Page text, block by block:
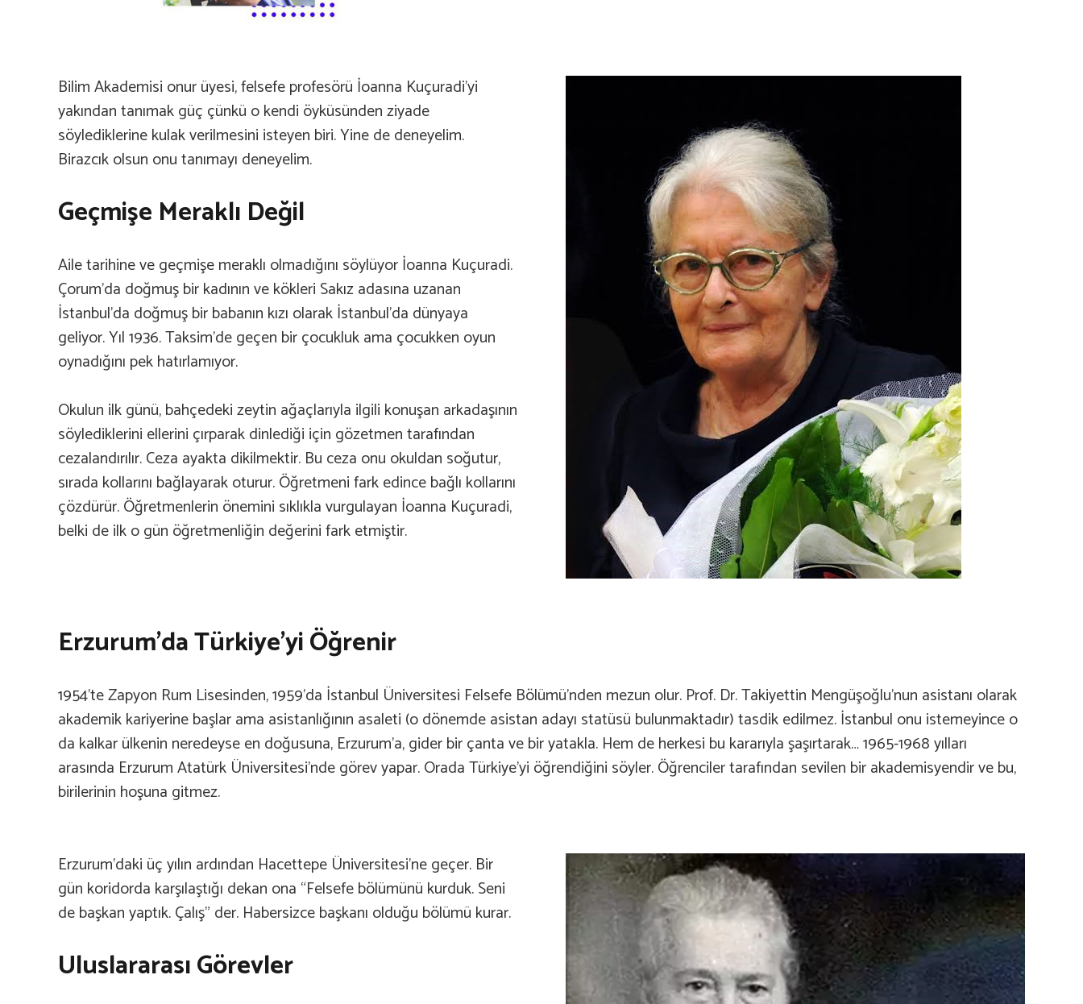
Bilim Akademisi onur üyesi, felsefe profesörü İoanna Kuçuradi’yi
yakından tanımak güç çünkü o kendi öyküsünden ziyade
söylediklerine kulak verilmesini isteyen biri. Yine de deneyelim.
Birazcık olsun onu tanımayı deneyelim.
Geçmişe Meraklı Değil
Aile tarihine ve geçmişe meraklı olmadığını söylüyor İoanna Kuçuradi.
Çorum’da doğmuş bir kadının ve kökleri Sakız adasına uzanan
İstanbul’da doğmuş bir babanın kızı olarak İstanbul’da dünyaya
geliyor. Yıl 1936. Taksim’de geçen bir çocukluk ama çocukken oyun
oynadığını pek hatırlamıyor.
Okulun ilk günü, bahçedeki zeytin ağaçlarıyla ilgili konuşan arkadaşının
söylediklerini ellerini çırparak dinlediği için gözetmen tarafından
cezalandırılır. Ceza ayakta dikilmektir. Bu ceza onu okuldan soğutur,
sırada kollarını bağlayarak oturur. Öğretmeni fark edince bağlı kollarını
çözdürür. Öğretmenlerin önemini sıklıkla vurgulayan İoanna Kuçuradi,
belki de ilk o gün öğretmenliğin değerini fark etmiştir.
Erzurum’da Türkiye’yi Öğrenir
1954’te Zapyon Rum Lisesinden, 1959’da İstanbul Üniversitesi Felsefe Bölümü’nden mezun olur. Prof. Dr. Takiyettin Mengüşoğlu’nun asistanı olarak
akademik kariyerine başlar ama asistanlığının asaleti (o dönemde asistan adayı statüsü bulunmaktadır) tasdik edilmez. İstanbul onu istemeyince o
da kalkar ülkenin neredeyse en doğusuna, Erzurum’a, gider bir çanta ve bir yatakla. Hem de herkesi bu kararıyla şaşırtarak… 1965-1968 yılları
arasında Erzurum Atatürk Üniversitesi’nde görev yapar. Orada Türkiye’yi öğrendiğini söyler. Öğrenciler tarafından sevilen bir akademisyendir ve bu,
birilerinin hoşuna gitmez.
Erzurum’daki üç yılın ardından Hacettepe Üniversitesi’ne geçer. Bir
gün koridorda karşılaştığı dekan ona “Felsefe bölümünü kurduk. Seni
de başkan yaptık. Çalış” der. Habersizce başkanı olduğu bölümü kurar.
Uluslararası Görevler